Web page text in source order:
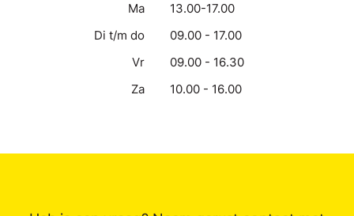
Ma
13.00-17.00
Di t/m do
09.00 - 17.00
Vr
09.00 - 16.30
Za
10.00 - 16.00